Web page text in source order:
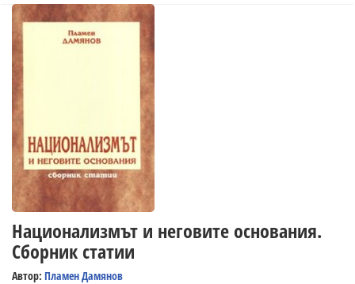
Национализмът и неговите основания.
Сборник статии
Автор: Пламен Дамянов